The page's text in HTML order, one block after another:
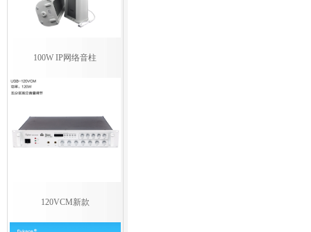
100W IP网络音柱
120VCM新款